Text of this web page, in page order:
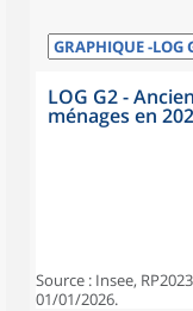
LOG G2 -
ménages en
Source : Insee,
01/01/2026.